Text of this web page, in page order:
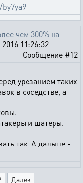
чем 300% на
11:26:32
Сообщение #12
урезанием таких
в соседстве, а
и шатеры.
так. А дальше -
Далее